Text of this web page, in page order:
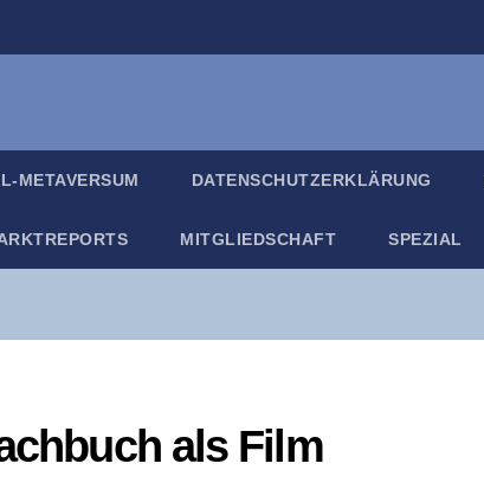
META­VER­SUM DATEN­SCHUTZ­ER­KLÄ­RUNG
MIT­GLIED­SCHAFT SPE­ZI­AL
als Film